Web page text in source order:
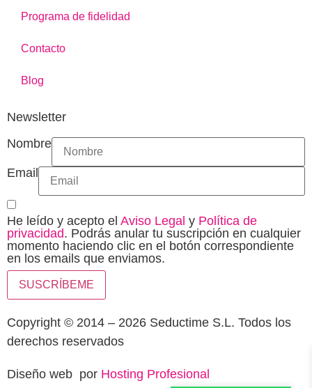
Programa de fidelidad
Contacto
Blog
Newsletter
Nombre
Email
He leído y acepto el Aviso Legal y Política de
privacidad. Podrás anular tu suscripción en cualquier
momento haciendo clic en el botón correspondiente
en los emails que enviamos.
SUSCRÍBEME
Copyright © 2014 – 2026 Seductime S.L. Todos los
derechos reservados
Diseño web por Hosting Profesional